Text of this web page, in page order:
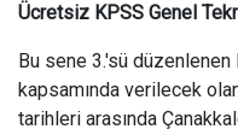
Ücretsiz KPSS Genel
Bu sene 3.'sü
kapsamında verilecek
tarihleri arasında